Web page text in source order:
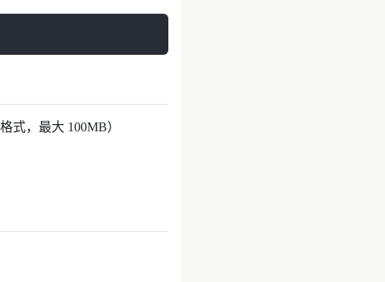
式，最大 100MB）